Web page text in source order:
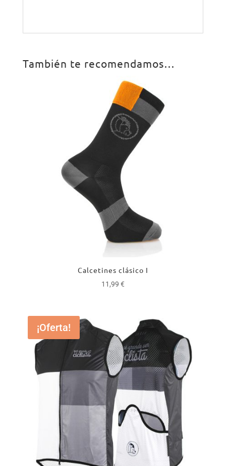
También te recomendamos…
Calcetines clásico I
11,99 €
¡Oferta!